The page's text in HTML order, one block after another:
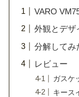
VARO
外観とデザ
分解してみ
レビュー
ガスケ
キース